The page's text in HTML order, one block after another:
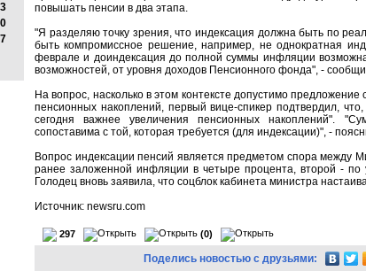
повышать пенсии в два этапа.
"Я разделяю точку зрения, что индексация должна быть по
быть компромиссное решение, например, не однократная
феврале и доиндексация до полной суммы инфляции
возможностей, от уровня доходов Пенсионного фонда", -
На вопрос, насколько в этом контексте допустимо
пенсионных накоплений, первый вице-спикер подтвердил,
сегодня важнее увеличения пенсионных накоплений".
сопоставима с той, которая требуется (для индексации)", -
Вопрос индексации пенсий является предметом спора между
ранее заложенной инфляции в четыре процента, второй - по
Голодец вновь заявила, что соцблок кабинета министра
Источник: newsru.com
297 (0)
Поделись новостью с друзьями: